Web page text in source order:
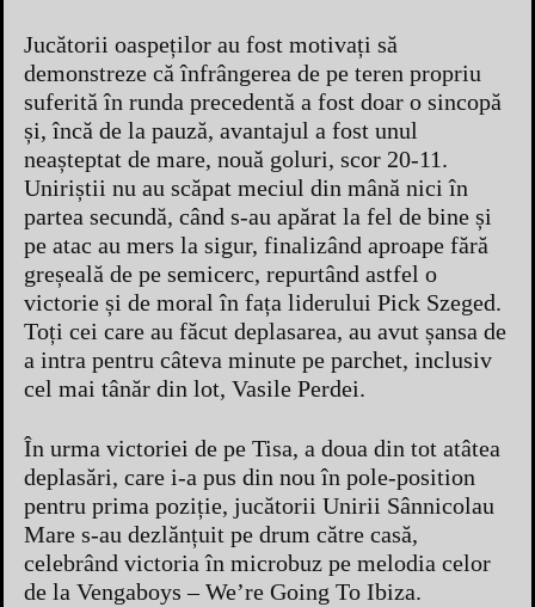
Jucătorii oaspeților au fost motivați să
demonstreze că înfrângerea de pe teren propriu
suferită în runda precedentă a fost doar o sincopă
și, încă de la pauză, avantajul a fost unul
neașteptat de mare, nouă goluri, scor 20-11.
Uniriștii nu au scăpat meciul din mână nici în
partea secundă, când s-au apărat la fel de bine și
pe atac au mers la sigur, finalizând aproape fără
greșeală de pe semicerc, repurtând astfel o
victorie și de moral în fața liderului Pick Szeged.
Toți cei care au făcut deplasarea, au avut șansa de
a intra pentru câteva minute pe parchet, inclusiv
cel mai tânăr din lot, Vasile Perdei.
În urma victoriei de pe Tisa, a doua din tot atâtea
deplasări, care i-a pus din nou în pole-position
pentru prima poziție, jucătorii Unirii Sânnicolau
Mare s-au dezlănțuit pe drum către casă,
celebrând victoria în microbuz pe melodia celor
de la Vengaboys – We’re Going To Ibiza.